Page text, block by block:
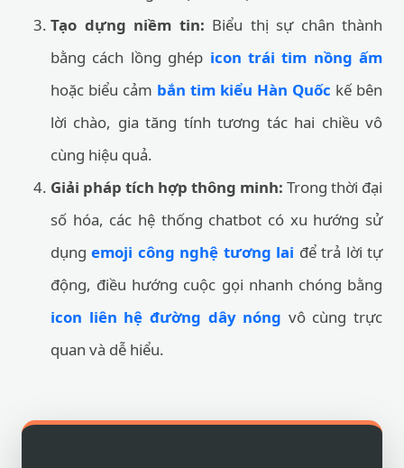
Tạo dựng niềm tin: Biểu thị sự chân thành
bằng cách lồng ghép icon trái tim nồng ấm
hoặc biểu cảm bắn tim kiểu Hàn Quốc kế bên
lời chào, gia tăng tính tương tác hai chiều vô
cùng hiệu quả.
Giải pháp tích hợp thông minh: Trong thời đại
số hóa, các hệ thống chatbot có xu hướng sử
dụngemoji công nghệ tương lai để trả lời tự
động, điều hướng cuộc gọi nhanh chóng bằng
icon liên hệ đường dây nóng vô cùng trực
quan và dễ hiểu.